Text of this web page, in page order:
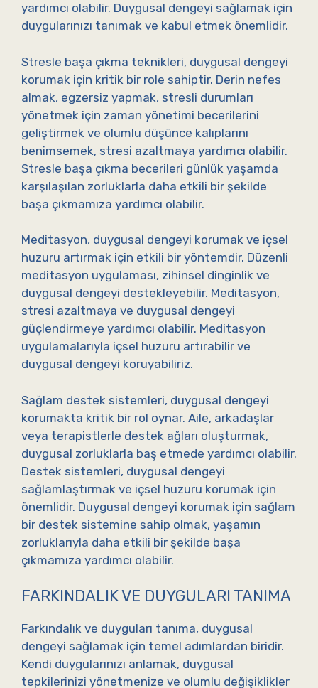
yardımcı olabilir. Duygusal dengeyi sağlamak için
duygularınızı tanımak ve kabul etmek önemlidir.
Stresle başa çıkma teknikleri, duygusal dengeyi
korumak için kritik bir role sahiptir. Derin nefes
almak, egzersiz yapmak, stresli durumları
yönetmek için zaman yönetimi becerilerini
geliştirmek ve olumlu düşünce kalıplarını
benimsemek, stresi azaltmaya yardımcı olabilir.
Stresle başa çıkma becerileri günlük yaşamda
karşılaşılan zorluklarla daha etkili bir şekilde
başa çıkmamıza yardımcı olabilir.
Meditasyon, duygusal dengeyi korumak ve içsel
huzuru artırmak için etkili bir yöntemdir. Düzenli
meditasyon uygulaması, zihinsel dinginlik ve
duygusal dengeyi destekleyebilir. Meditasyon,
stresi azaltmaya ve duygusal dengeyi
güçlendirmeye yardımcı olabilir. Meditasyon
uygulamalarıyla içsel huzuru artırabilir ve
duygusal dengeyi koruyabiliriz.
Sağlam destek sistemleri, duygusal dengeyi
korumakta kritik bir rol oynar. Aile, arkadaşlar
veya terapistlerle destek ağları oluşturmak,
duygusal zorluklarla baş etmede yardımcı olabilir.
Destek sistemleri, duygusal dengeyi
sağlamlaştırmak ve içsel huzuru korumak için
önemlidir. Duygusal dengeyi korumak için sağlam
bir destek sistemine sahip olmak, yaşamın
zorluklarıyla daha etkili bir şekilde başa
çıkmamıza yardımcı olabilir.
FARKINDALIK VE DUYGULARI TANIMA
Farkındalık ve duyguları tanıma, duygusal
dengeyi sağlamak için temel adımlardan biridir.
Kendi duygularınızı anlamak, duygusal
tepkilerinizi yönetmenize ve olumlu değişiklikler